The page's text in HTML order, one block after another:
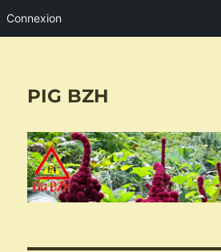
Connexion
PIG BZH